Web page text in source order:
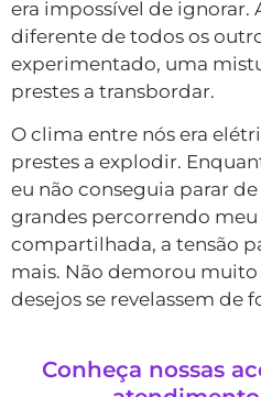
era impossível de ignorar.
diferente de todos os
experimentado, uma
prestes a transbordar.
O clima entre nós era
prestes a explodir.
eu não conseguia parar
grandes percorrendo
compartilhada, a tensão
mais. Não demorou muito
desejos se revelassem de
Conheça nossas